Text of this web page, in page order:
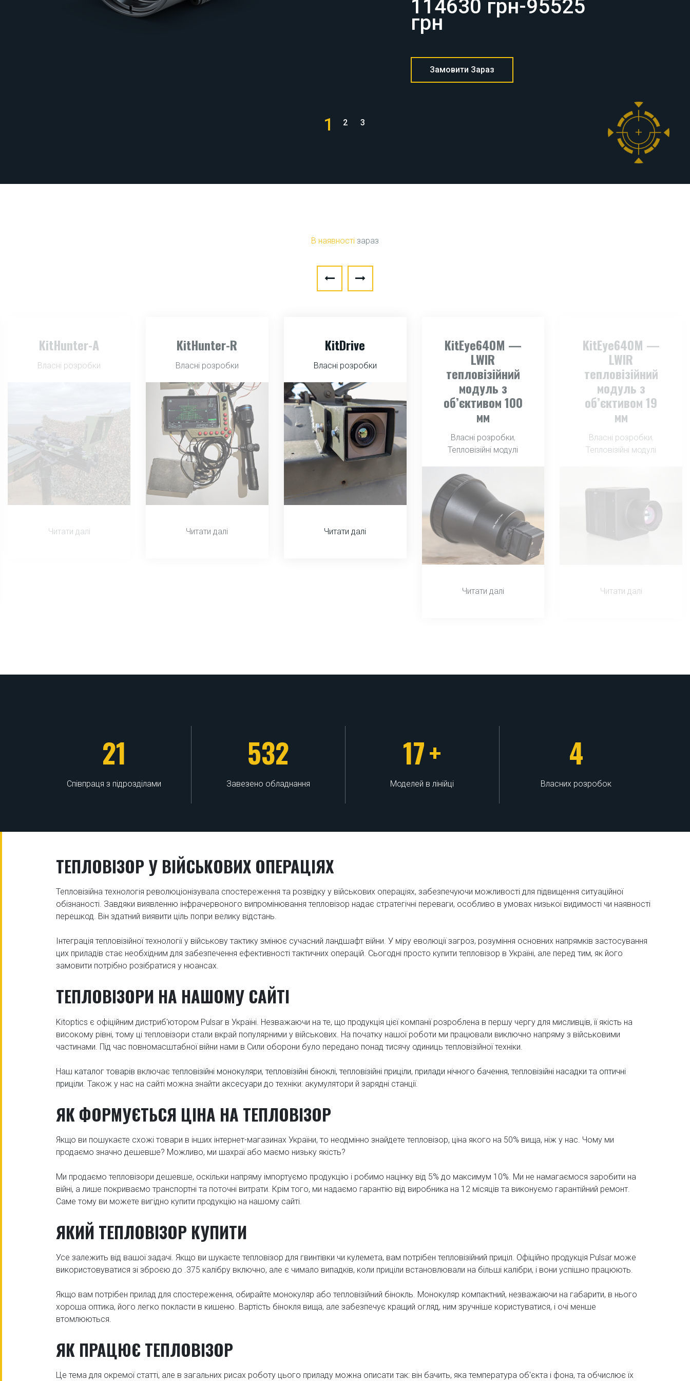
Замовити Зараз
В наявності зараз
KitHunter-R
Власні розробки
Читати далі
KitDrive
Власні розробки
Читати далі
KitEye640M —
LWIR
тепловізійний
модуль з
об’єктивом 100
мм
Власні розробки,
Тепловізійні модулі
KitEye640M —
LWIR
тепловізійний
модуль з
об’єктивом 19
мм
Власні розробки,
Тепловізійні модулі
Читати далі
KitEye640M —
LWIR
тепловізійний
модуль з
об’єктивом 25
мм
Власні розробки,
Тепловізійні модулі
Читати далі
21
Співпраця з підрозділами
532
Завезено обладнання
17+
Моделей в лінійці
4
Власних розробок
ТЕПЛОВІЗОР У ВІЙСЬКОВИХ ОПЕРАЦІЯХ
Тепловізійна технологія революціонізувала спостереження та розвідку у військових операціях, забезпечуючи можливості для підвищення ситуаційної
обізнаності. Завдяки виявленню інфрачервоного випромінювання тепловізор надає стратегічні переваги, особливо в умовах низької видимості чи наявності
перешкод. Він здатний виявити ціль попри велику відстань.
Інтеграція тепловізійної технології у військову тактику змінює сучасний ландшафт війни. У міру еволюції загроз, розуміння основних напрямків застосування
цих приладів стає необхідним для забезпечення ефективності тактичних операцій. Сьогодні просто купити тепловізор в Україні, але перед тим, як його
замовити потрібно розібратися у нюансах.
ТЕПЛОВІЗОРИ НА НАШОМУ САЙТІ
Kitoptics є офіційним дистриб'ютором Pulsar в Україні. Незважаючи на те, що продукція цієї компанії розроблена в першу чергу для мисливців, її якість на
високому рівні, тому ці тепловізори стали вкрай популярними у військових. На початку нашої роботи ми працювали виключно напряму з військовими
частинами. Під час повномасштабної війни нами в Сили оборони було передано понад тисячу одиниць тепловізійної техніки.
Наш каталог товарів включає тепловізійні монокуляри, тепловізійні біноклі, тепловізійні приціли, прилади нічного бачення, тепловізійні насадки та оптичні
приціли . Також у нас на сайті можна знайти аксесуари до техніки: акумулятори й зарядні станції.
ЯК ФОРМУЄТЬСЯ ЦІНА НА ТЕПЛОВІЗОР
Якщо ви пошукаєте схожі товари в інших інтернет-магазинах України, то неодмінно знайдете тепловізор, ціна якого на 50% вища, ніж у нас. Чому ми
продаємо значно дешевше? Можливо, ми шахраї або маємо низьку якість?
Ми продаємо тепловізори дешевше, оскільки напряму імпортуємо продукцію і робимо націнку від 5% до максимум 10%. Ми не намагаємося заробити на
війні, а лише покриваємо транспортні та поточні витрати. Крім того, ми надаємо гарантію від виробника на 12 місяців та виконуємо гарантійний ремонт.
Саме тому ви можете вигідно купити продукцію на нашому сайті.
ЯКИЙ ТЕПЛОВІЗОР КУПИТИ
Усе залежить від вашої задачі. Якщо ви шукаєте тепловізор для гвинтівки чи кулемета, вам потрібен тепловізійний приціл. Офіційно продукція Pulsar може
використовуватися зі зброєю до .375 калібру включно, але є чимало випадків, коли приціли встановлювали на більші калібри, і вони успішно працюють.
Якщо вам потрібен прилад для спостереження, обирайте монокуляр або тепловізійний бінокль. Монокуляр компактний, незважаючи на габарити, в нього
хороша оптика, його легко покласти в кишеню. Вартість бінокля вища, але забезпечує кращий огляд, ним зручніше користуватися, і очі менше
втомлюються.
ЯК ПРАЦЮЄ ТЕПЛОВІЗОР
Це тема для окремої статті, але в загальних рисах роботу цього приладу можна описати так: він бачить, яка температура об'єкта і фона, та обчислює їх